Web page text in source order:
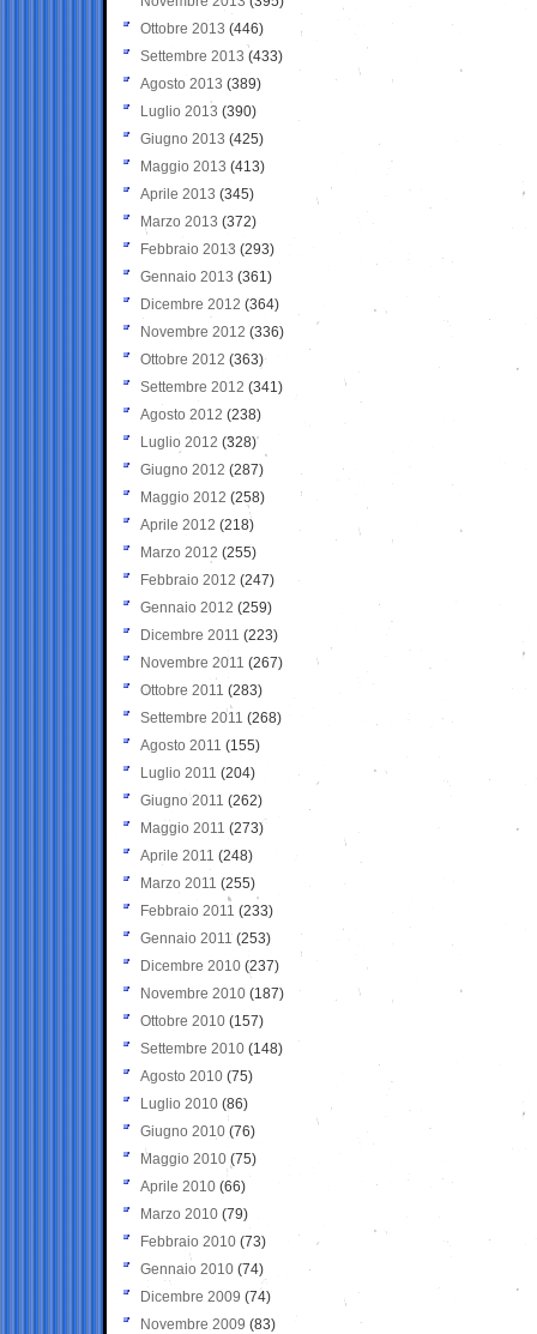
Ottobre 2013 (446)
Settembre 2013 (433)
Agosto 2013 (389)
Luglio 2013 (390)
Giugno 2013 (425)
Maggio 2013 (413)
Aprile 2013 (345)
Marzo 2013 (372)
Febbraio 2013 (293)
Gennaio 2013 (361)
Dicembre 2012 (364)
Novembre 2012 (336)
Ottobre 2012 (363)
Settembre 2012 (341)
Agosto 2012 (238)
Luglio 2012 (328)
Giugno 2012 (287)
Maggio 2012 (258)
Aprile 2012 (218)
Marzo 2012 (255)
Febbraio 2012 (247)
Gennaio 2012 (259)
Dicembre 2011 (223)
Novembre 2011 (267)
Ottobre 2011 (283)
Settembre 2011 (268)
Agosto 2011 (155)
Luglio 2011 (204)
Giugno 2011 (262)
Maggio 2011 (273)
Aprile 2011 (248)
Marzo 2011 (255)
Febbraio 2011 (233)
Gennaio 2011 (253)
Dicembre 2010 (237)
Novembre 2010 (187)
Ottobre 2010 (157)
Settembre 2010 (148)
Agosto 2010 (75)
Luglio 2010 (86)
Giugno 2010 (76)
Maggio 2010 (75)
Aprile 2010 (66)
Marzo 2010 (79)
Febbraio 2010 (73)
Gennaio 2010 (74)
Dicembre 2009 (74)
Novembre 2009 (83)